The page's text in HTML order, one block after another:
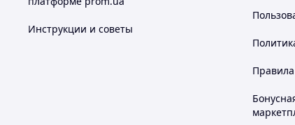
Инструкции и советы